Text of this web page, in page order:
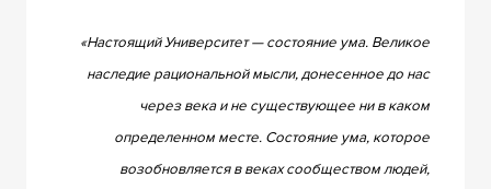
«Настоящий Университет — состояние ума. Великое
наследие рациональной мысли, донесенное до нас
через века и не существующее ни в каком
определенном месте. Состояние ума, которое
возобновляется в веках сообществом людей,